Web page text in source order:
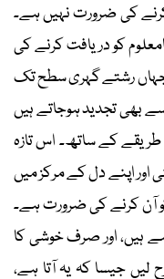
کی ضرورت نہیں ہے۔
کو دریافت کرنے کی
جہاں رشتے گہری سطح تک
بھی تجدید ہوجاتے ہیں
طریقے کے ساتھ۔ اس تازہ
اپنے دل کے مرکز میں
آن کرنے کی ضرورت ہے۔
ہیں، اور صرف خوشی کا
لیں جیسا کہ یہ آتا ہے،